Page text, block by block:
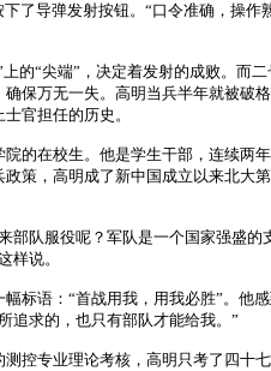
了导弹发射按钮。 “口令准确，操作
上的“尖端” ，决定着发射的成败。而
保万无一失。高明当兵半年就被破
官担任的历史。
院的在校生。他是学生干部，连续两
策，高明成了新中国成立以来北大
部队服役呢？军队是一个国家强盛的
样说。
标语： “首战用我，用我必胜”。他
追求的，也只有部队才能给我。 ”
专业理论考核，高明只考了四十